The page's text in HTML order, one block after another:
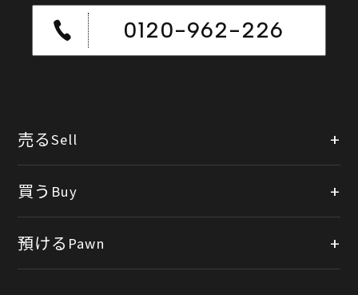
0120-962-226
売るSell
店頭買取
宅配買取
買う Buy
公式オンラインショップ
預ける Pawn